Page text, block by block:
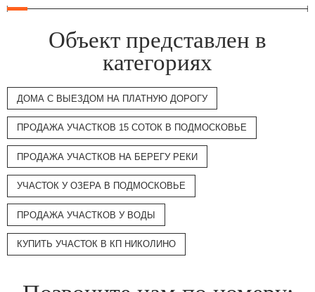
Объект представлен в
категориях
ДОМА С ВЫЕЗДОМ НА ПЛАТНУЮ ДОРОГУ
ПРОДАЖА УЧАСТКОВ 15 СОТОК В ПОДМОСКОВЬЕ
ПРОДАЖА УЧАСТКОВ НА БЕРЕГУ РЕКИ
УЧАСТОК У ОЗЕРА В ПОДМОСКОВЬЕ
ПРОДАЖА УЧАСТКОВ У ВОДЫ
КУПИТЬ УЧАСТОК В КП НИКОЛИНО